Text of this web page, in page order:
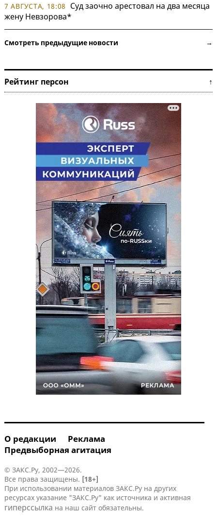
7 АВГУСТА, 18:08
Суд заочно арестовал на два месяца
жену Невзорова*
Смотреть предыдущие новости →
Рейтинг персон ↑
О редакции
Реклама
Предвыборная агитация
© ЗАКС.Ру, 2002—2026.
Все права защищены. [18+]
При использовании материалов ЗАКС.Ру на других
ресурсах указание "ЗАКС.Ру" как источника и активная
гиперссылка на наш сайт обязательны.